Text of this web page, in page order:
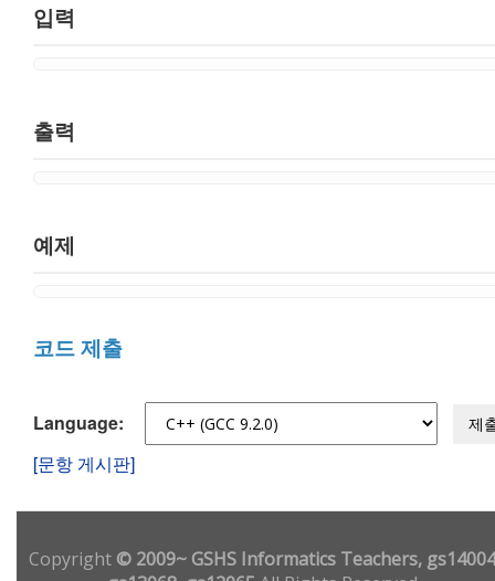
입력
출력
예제
코드 제출
Language: 제
[문항 게시판]
Copyright© 2009~ GSHS Informatics Teachers,